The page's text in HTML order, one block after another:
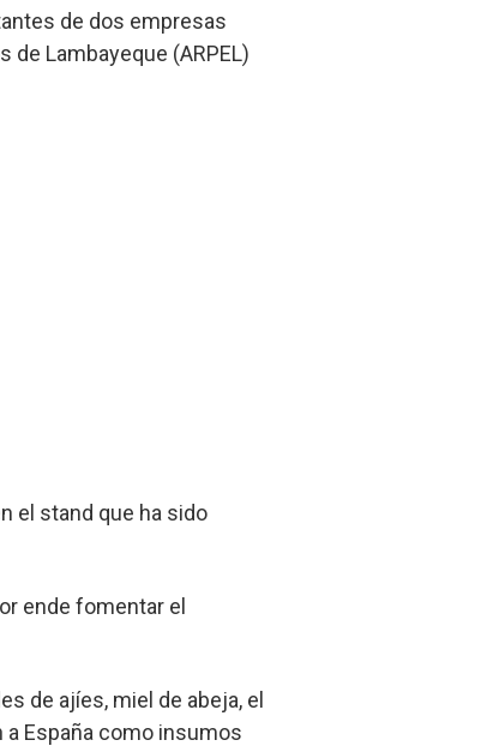
de dos empresas
Lambayeque (ARPEL)
el stand que ha sido
ende fomentar el
de ajíes, miel de abeja, el
España como insumos